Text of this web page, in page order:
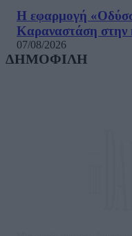
Η εφαρμογή
Καραναστάση στην
07/08/2026
ΔΗΜΟΦΙΛΗ